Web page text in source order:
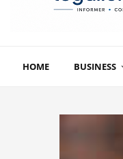
HOME BUSINESS